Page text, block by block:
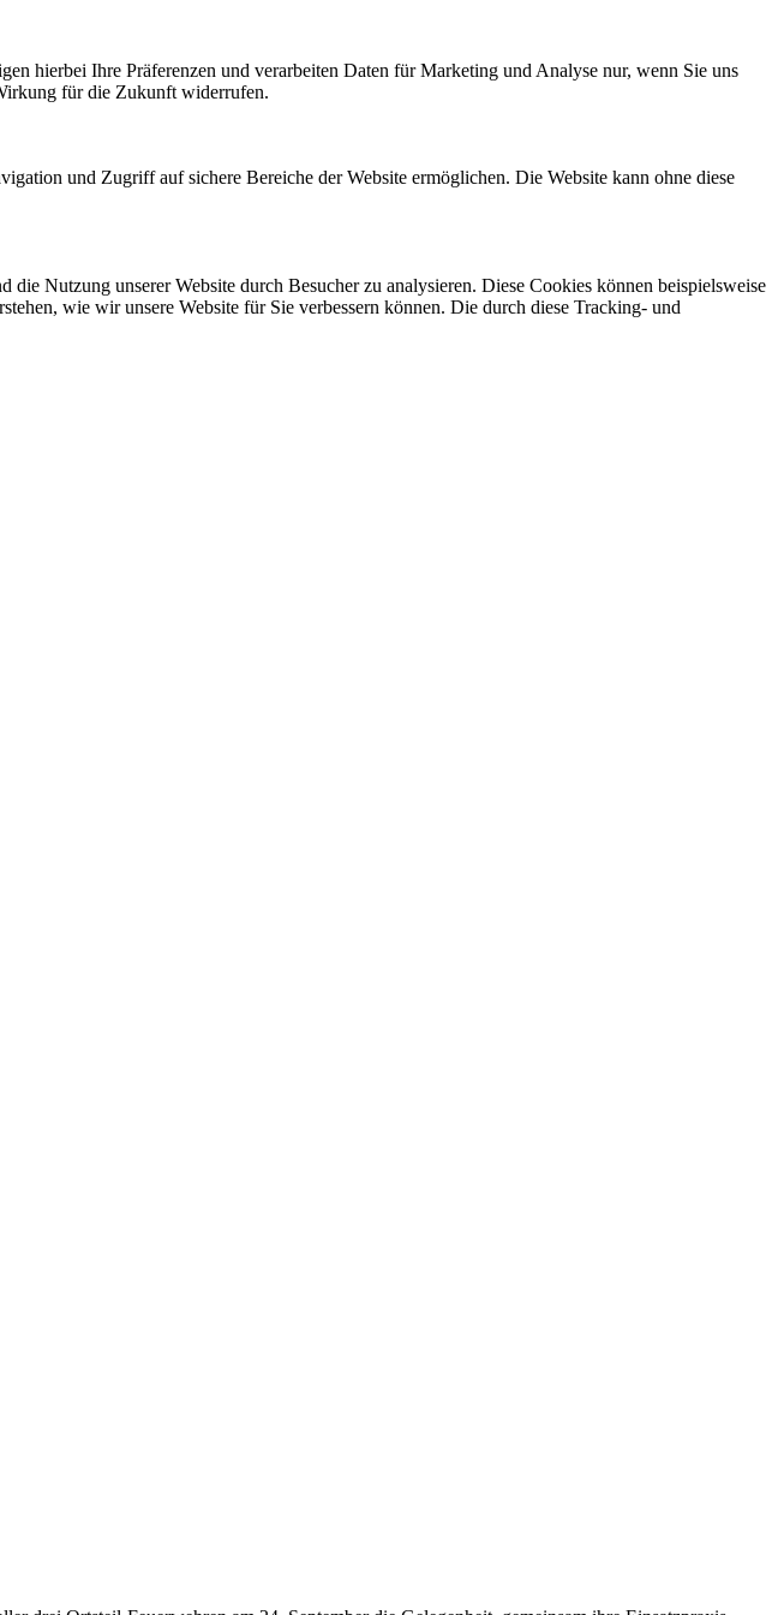
hierbei Ihre Präferenzen und verarbeiten Daten für Marketing und Analyse nur, wenn Sie uns
für die Zukunft widerrufen.
und Zugriff auf sichere Bereiche der Website ermöglichen. Die Website kann ohne diese
Nutzung unserer Website durch Besucher zu analysieren. Diese Cookies können beispielsweise
wie wir unsere Website für Sie verbessern können. Die durch diese Tracking- und